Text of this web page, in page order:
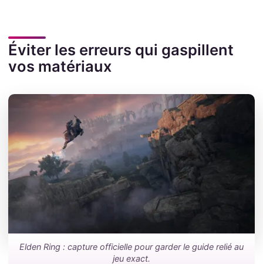
Éviter les erreurs qui gaspillent
vos matériaux
Elden Ring : capture officielle pour garder le guide relié au
jeu exact.